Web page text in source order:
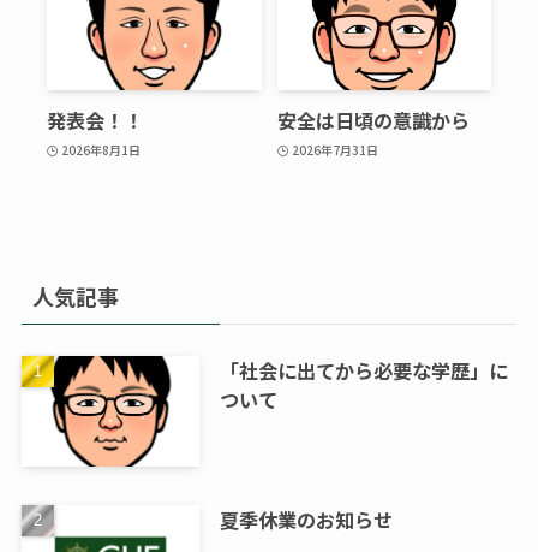
発表会！！
2026年8月1日
安全は日頃の意識から
2026年7月31日
人気記事
「社会に出てから必要な学歴」に
ついて
夏季休業のお知らせ